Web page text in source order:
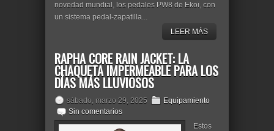
novedad mundial, los pedales PW8 de Ekoï, con
un sistema pedal-zapatilla...
LEER MÁS
RAPHA CORE RAIN JACKET: LA
CHAQUETA IMPERMEABLE PARA LOS
DÍAS MÁS LLUVIOSOS
sábado, marzo 29, 2025
Equipamiento
Sin comentarios
Estos